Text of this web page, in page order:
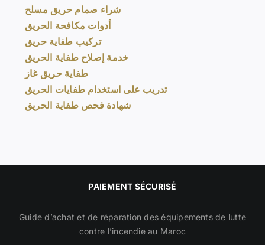
شراء صمام حريق مسلح
أدوات مكافحة الحريق
تركيب طفاية حريق
خدمة إصلاح طفاية الحريق
طفاية حريق غاز
تدريب على استخدام طفايات الحريق
شهادة فحص طفاية الحريق
PAIEMENT SÉCURISÉ
Guide d’achat et de réparation des équipements de lutte
contre l’incendie au Maroc